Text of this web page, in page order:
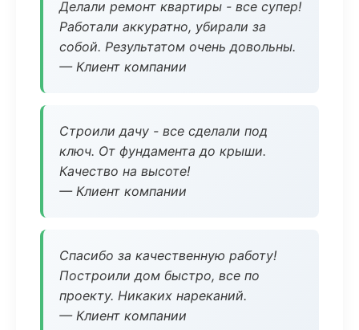
Делали ремонт квартиры - все супер!
Работали аккуратно, убирали за
собой. Результатом очень довольны.
— Клиент компании
Строили дачу - все сделали под
ключ. От фундамента до крыши.
Качество на высоте!
— Клиент компании
Спасибо за качественную работу!
Построили дом быстро, все по
проекту. Никаких нареканий.
— Клиент компании